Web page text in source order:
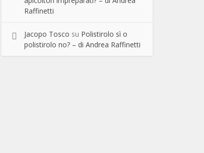
Raffinetti
Jacopo Tosco su Polistirolo sì o
polistirolo no? – di Andrea Raffinetti